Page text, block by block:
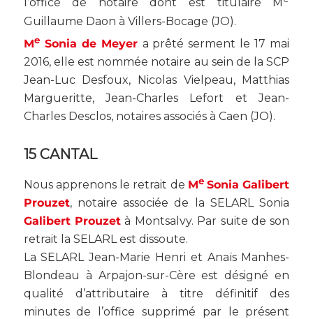
l’office de notaire dont est titulaire M
Guillaume Daon à Villers-Bocage (JO).
MeSonia de Meyer a prêté serment le 17 mai
2016, elle est nommée notaire au sein de la SCP
Jean-Luc Desfoux, Nicolas Vielpeau, Matthias
Margueritte, Jean-Charles Lefort et Jean-
Charles Desclos, notaires associés à Caen (JO).
15 CANTAL
Nous apprenons le retrait de Me Sonia Galibert
Prouzet, notaire associée de la SELARL Sonia
Galibert Prouzet à Montsalvy. Par suite de son
retrait la SELARL est dissoute.
La SELARL Jean-Marie Henri et Anaïs Manhes-
Blondeau à Arpajon-sur-Cère est désigné en
qualité d’attributaire à titre définitif des
minutes de l’office supprimé par le présent